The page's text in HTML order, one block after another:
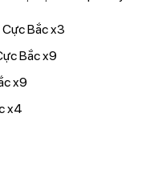
Bắc x3
Bắc x9
x9
x4